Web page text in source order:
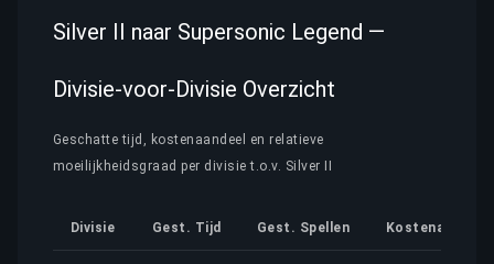
Silver II naar Supersonic Legend —
Divisie-voor-Divisie Overzicht
Geschatte tijd, kostenaandeel en relatieve
moeilijkheidsgraad per divisie t.o.v. Silver II
Divisie Gest. Tijd Gest. Spellen Kostenaandeel